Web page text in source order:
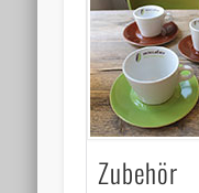
Zubehör